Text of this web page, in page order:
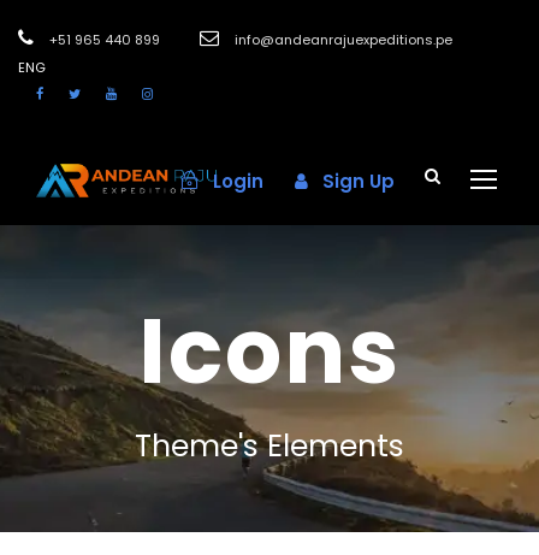
+51 965 440 899
info@andeanrajuexpeditions.pe
ENG
Login Sign Up
Icons
Theme's Elements